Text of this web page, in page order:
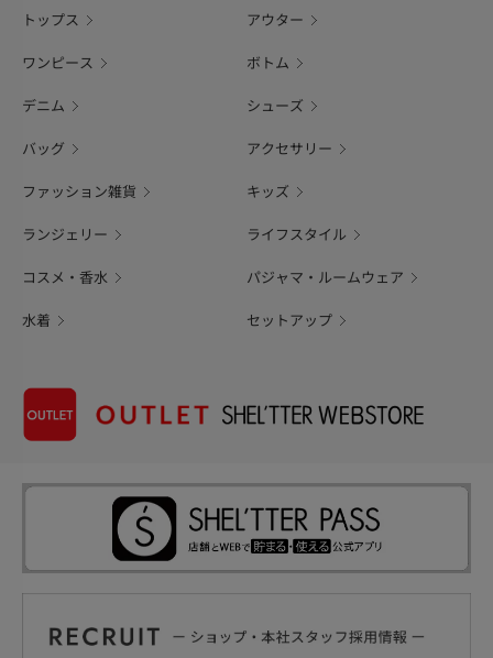
トップス アウター
ワンピース ボトム
デニム シューズ
バッグ アクセサリー
ファッション雑貨 キッズ
ランジェリー ライフスタイル
コスメ・香水 パジャマ・ルームウェア
水着 セットアップ